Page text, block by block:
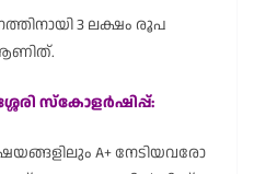
3 ലക്ഷം രൂപ
സ്കോളർഷിപ്പ്:
A+ നേടിയവരോ